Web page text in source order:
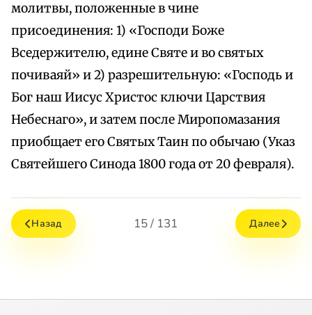
молитвы, положенные в чине
присоединения: 1) «Господи Боже
Вседержителю, едине Святе и во святых
почиваяй» и 2) разрешительную: «Господь и
Бог наш Иисус Христос ключи Царствия
Небеснаго», и затем после Миропомазания
приобщает его Святых Таин по обычаю (Указ
Святейшего Синода 1800 года от 20 февраля).
Назад 15 / 131 Далее